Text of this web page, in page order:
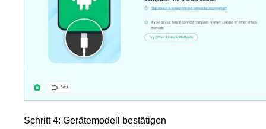
Schritt 4: Gerätemodell bestätigen